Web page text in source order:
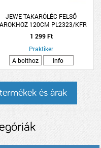
JEWE TAKARÓLÉC FELSŐ
120CM PL2323/KFR
1 299 Ft
Praktiker
A bolthoz
Info
és árak